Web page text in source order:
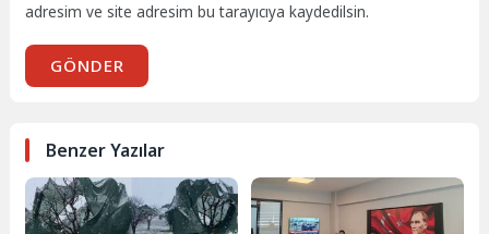
adresim ve site adresim bu tarayıcıya kaydedilsin.
GÖNDER
Benzer Yazılar